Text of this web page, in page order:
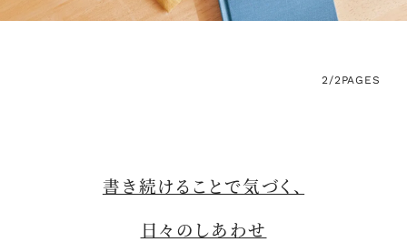
2/2 PAGES
書き続けることで気づく、
日々のしあわせ